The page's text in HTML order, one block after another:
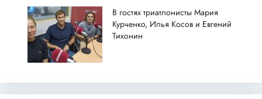
В гостях триатлонисты Мария
Курченко, Илья Косов и Евгений
Тихонин